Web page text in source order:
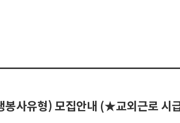
봉사유형) 모집안내 (★교외근로 시